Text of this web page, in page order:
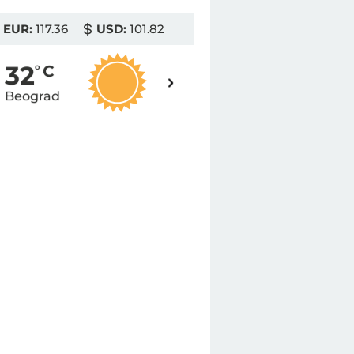
EUR:117.36 USD: 101.82
32o C
Beograd